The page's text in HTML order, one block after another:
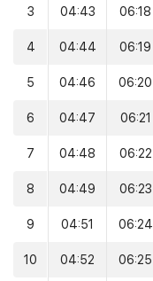
3 04:43 06:18
4 04:44 06:19
5 04:46 06:20
6 04:47 06:21
7 04:48 06:22
8 04:49 06:23
9 04:51 06:24
10 04:52 06:25